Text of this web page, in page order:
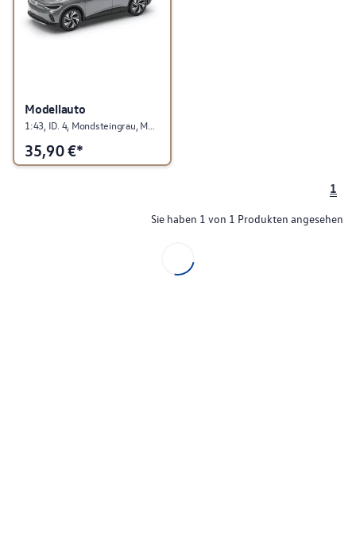
Modellauto
1:43, ID. 4, Mondsteingrau, Modellauto Kollektion
35,90€*
1
Sie haben 1 von 1 Produkten angesehen